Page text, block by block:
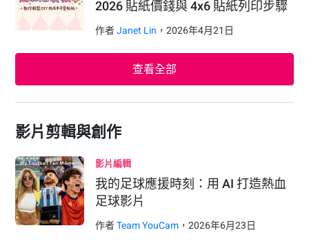
2026 貼紙價錢與 4x6 貼紙列印步驟
作者Janet Lin ，2026年4月21 日
查看全部
影片剪輯與創作
影片編輯
我的足球應援時刻：用 AI 打造熱血
足球影片
作者Team YouCam ，2026年6月23 日